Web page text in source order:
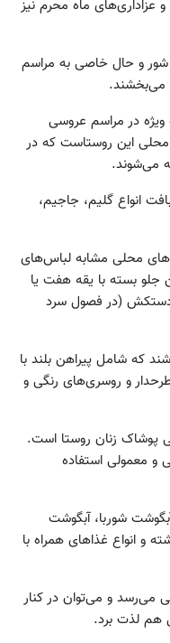
عزاداری‏‌های ماه محرم نیز
شور و حال خاصی به مراسم
می‏‌بخشند.
ویژه در مراسم عروسی
این روستاست که در
می‏‌شوند.
انواع گلیم، جاجیم،
محلی مشابه لباس‏‌های
جلو بسته با یقه هفت یا
دستکش (در فصول سرد
که شامل پیراهن بلند با
و روسری‏‌های رنگی و
پوشاک زنان روستا است.
و معمولی استفاده
شوربا، آبگوشت
و انواع غذاهای همراه با
می‌رسد و می‌توان در کنار
هم لذت برد.